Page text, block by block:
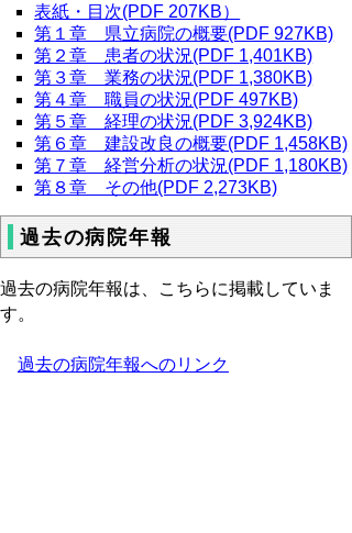
表紙・目次(PDF 207KB）
第１章 県立病院の概要(PDF 927KB)
第２章 患者の状況(PDF 1,401KB)
第３章 業務の状況(PDF 1,380KB)
第４章 職員の状況(PDF 497KB)
第５章 経理の状況(PDF 3,924KB)
第６章 建設改良の概要(PDF 1,458KB)
第７章 経営分析の状況(PDF 1,180KB)
第８章 その他(PDF 2,273KB)
過去の病院年報
過去の病院年報は、こちらに掲載していま
す。
過去の病院年報へのリンク